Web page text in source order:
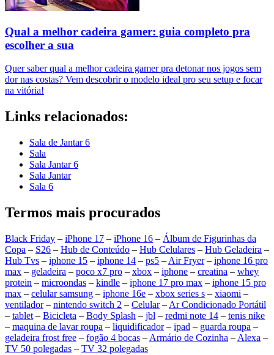
Qual a melhor cadeira gamer: guia completo pra
escolher a sua
Quer saber qual a melhor cadeira gamer pra detonar nos jogos sem
dor nas costas? Vem descobrir o modelo ideal pro seu setup e focar
na vitória!
Links relacionados:
Sala de Jantar 6
Sala
Sala Jantar 6
Sala Jantar
Sala 6
Termos mais procurados
Black Friday – iPhone 17 – iPhone 16 – Álbum de Figurinhas da
Copa – S26 – Hub de Conteúdo – Hub Celulares – Hub Geladeira –
Hub Tvs – iphone 15 – iphone 14 – ps5 – Air Fryer– iphone 16 pro
max – geladeira – poco x7 pro – xbox – iphone – creatina – whey
protein – microondas – kindle – iphone 17 pro max – iphone 15 pro
max – celular samsung – iphone 16e – xbox series s – xiaomi –
ventilador– nintendo switch 2 – Celular– Ar Condicionado Portátil
– tablet – Bicicleta – Body Splash – jbl – redmi note 14 – tenis nike
– maquina de lavar roupa – liquidificador– ipad – guarda roupa –
geladeira frost free – fogão 4 bocas – Armário de Cozinha – Alexa –
TV 50 polegadas – TV 32 polegadas